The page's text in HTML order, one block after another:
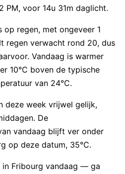
PM, voor 14u 31m daglicht.
op regen, met ongeveer 1
regen verwacht rond 20, dus
Vandaag is warmer
10°C boven de typische
van 24°C.
deze week vrijwel gelijk,
De
vandaag blijft ver onder
op deze datum, 35°C.
in Fribourg vandaag — ga